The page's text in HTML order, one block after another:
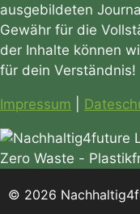
ausgebildeten
Gewähr für die
der Inhalte können
für dein Verständnis!
Impressum
© 2026